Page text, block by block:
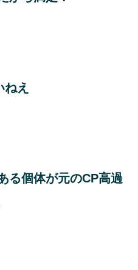
え
る個体が元のCP高過